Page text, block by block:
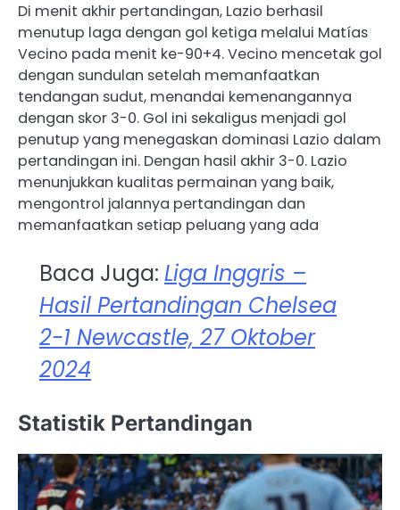
Di menit akhir pertandingan, Lazio berhasil
menutup laga dengan gol ketiga melalui Matías
Vecino pada menit ke-90+4. Vecino mencetak gol
dengan sundulan setelah memanfaatkan
tendangan sudut, menandai kemenangannya
dengan skor 3-0. Gol ini sekaligus menjadi gol
penutup yang menegaskan dominasi Lazio dalam
pertandingan ini. ​Dengan hasil akhir 3-0. Lazio
menunjukkan kualitas permainan yang baik,
mengontrol jalannya pertandingan dan
memanfaatkan setiap peluang yang ada
Baca Juga: Liga Inggris –
Hasil Pertandingan Chelsea
2-1 Newcastle, 27 Oktober
2024
Statistik Pertandingan